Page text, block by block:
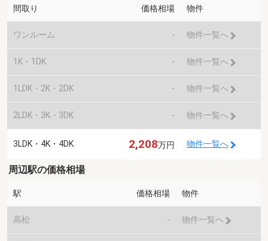
間取り 価格相場 物件
ワンルーム - 物件一覧へ
1K・1DK - 物件一覧へ
1LDK・2K・2DK - 物件一覧へ
2LDK・3K・3DK - 物件一覧へ
3LDK・4K・4DK 2,208万円 物件一覧へ
周辺駅の価格相場
駅 価格相場 物件
高松 - 物件一覧へ